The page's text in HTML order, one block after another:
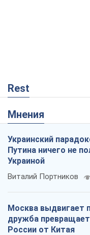
Rest
Мнения
Украинский
Путина ничего не
Украиной
Виталий Портников
Москва выдвигает
дружба
России от Китая